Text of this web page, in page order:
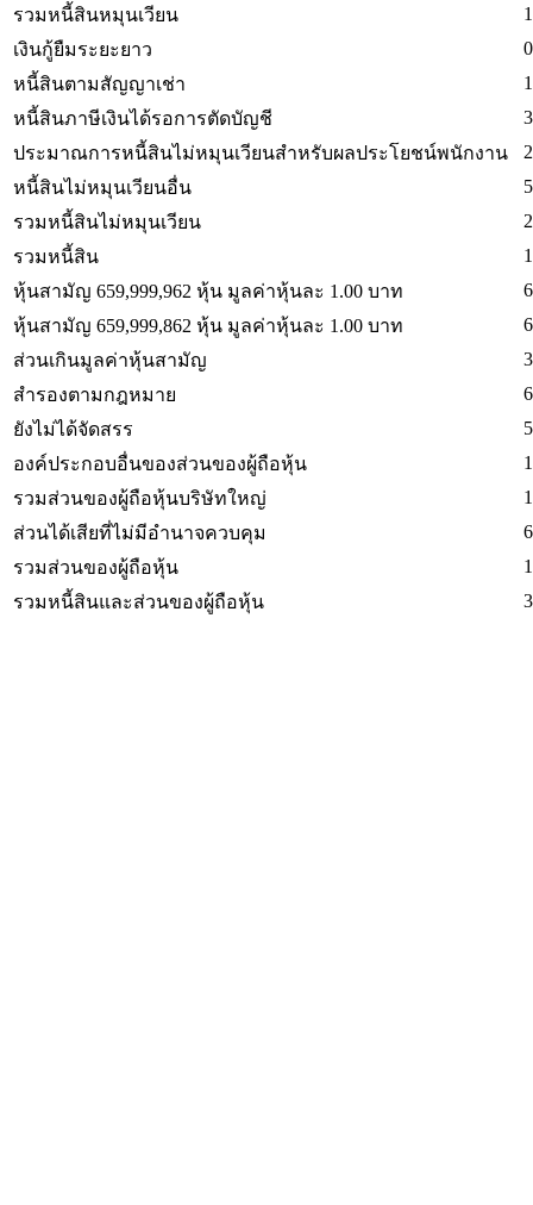
รวมหนี้สินหมุนเวียน
เงินกู้ยืมระยะยาว
หนี้สินตามสัญญาเช่า
หนี้สินภาษีเงินได้รอการตัดบัญชี
ประมาณการหนี้สินไม่หมุนเวียนสำหรับผลประโยชน์พนักงาน
หนี้สินไม่หมุนเวียนอื่น
รวมหนี้สินไม่หมุนเวียน
รวมหนี้สิน
หุ้นสามัญ 659,999,962 หุ้น มูลค่าหุ้นละ 1.00 บาท
หุ้นสามัญ 659,999,862 หุ้น มูลค่าหุ้นละ 1.00 บาท
ส่วนเกินมูลค่าหุ้นสามัญ
สำรองตามกฎหมาย
ยังไม่ได้จัดสรร
องค์ประกอบอื่นของส่วนของผู้ถือหุ้น
รวมส่วนของผู้ถือหุ้นบริษัทใหญ่
ส่วนได้เสียที่ไม่มีอำนาจควบคุม
รวมส่วนของผู้ถือหุ้น
รวมหนี้สินและส่วนของผู้ถือหุ้น